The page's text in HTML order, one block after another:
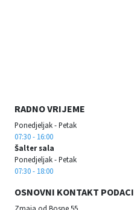
RADNO VRIJEME
Ponedjeljak - Petak
07:30 - 16:00
Šalter sala
Ponedjeljak - Petak
07:30 - 18:00
OSNOVNI KONTAKT PODACI